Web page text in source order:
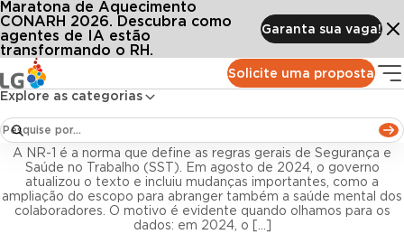
Solicite uma proposta
Explore as categorias
Maratona de Aquecimento
CONARH 2026. Descubra como
agentes de IA estão
transformando o RH.
Garanta sua vaga!
Conteúdos Blog LG
O que é a NR-1? Quais são as mudanças que o RH deve se atentar?
Legislação trabalhista
O que é a NR-1? Quais são as mudanças que o RH
deve se atentar?
A NR-1 é a norma que define as regras gerais de Segurança e
Saúde no Trabalho (SST). Em agosto de 2024, o governo
atualizou o texto e incluiu mudanças importantes, como a
ampliação do escopo para abranger também a saúde mental dos
colaboradores. O motivo é evidente quando olhamos para os
dados: em 2024, o […]